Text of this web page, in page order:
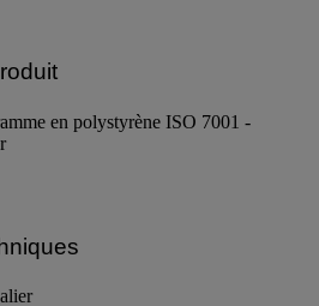
en polystyrène ISO 7001 -